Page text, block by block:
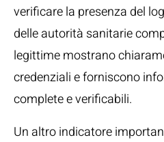
verificare la presenza del
delle autorità sanitarie
legittime mostrano
credenziali e forniscono
complete e verificabili.
Un altro indicatore